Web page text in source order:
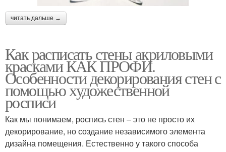
читать дальше →
Как расписать стены акриловыми
красками КАК ПРОФИ.
Особенности декорирования стен с
помощью художественной
росписи
Как мы понимаем, роспись стен – это не просто их
декорирование, но создание независимого элемента
дизайна помещения. Естественно у такого способа